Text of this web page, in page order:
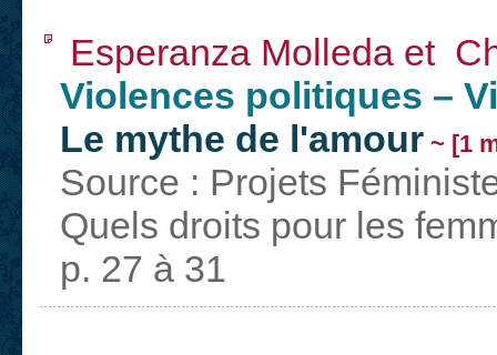
Esperanza Molleda et
Violences politiques –
Le mythe de l'amour~ [1
Source : Projets
Quels droits pour les
p. 27 à 31